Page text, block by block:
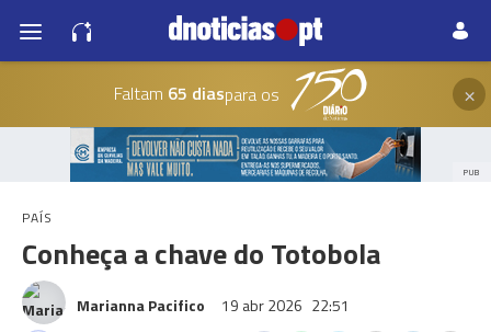
Faltam 65 diaspara os ×
PUB
PAÍS
Conheça a chave do Totobola
Marianna Pacifico 19 abr 2026 22:51